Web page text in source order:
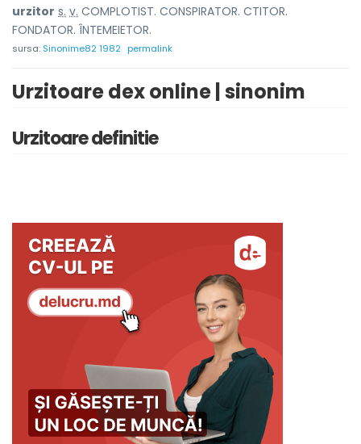
urzitor s. v. COMPLOTIST. CONSPIRATOR. CTITOR.
FONDATOR. ÎNTEMEIETOR.
sursa: Sinonime82 1982 permalink
Urzitoare dex online | sinonim
Urzitoare definitie